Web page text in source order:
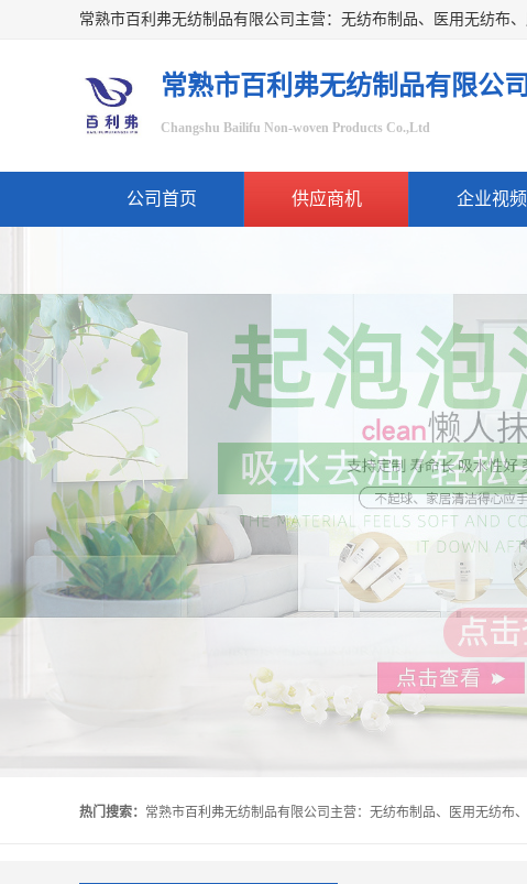
常熟市百利弗无纺制品有限公司
Changshu Bailifu Non-woven Products Co.,Ltd
公司首页 供应商机 企业视频
热门搜索：